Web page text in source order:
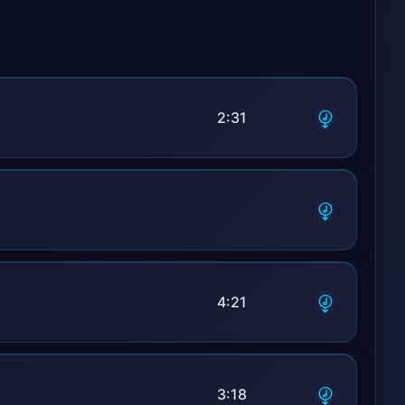
в новостях;
потратил;
2:31
4:21
3:18